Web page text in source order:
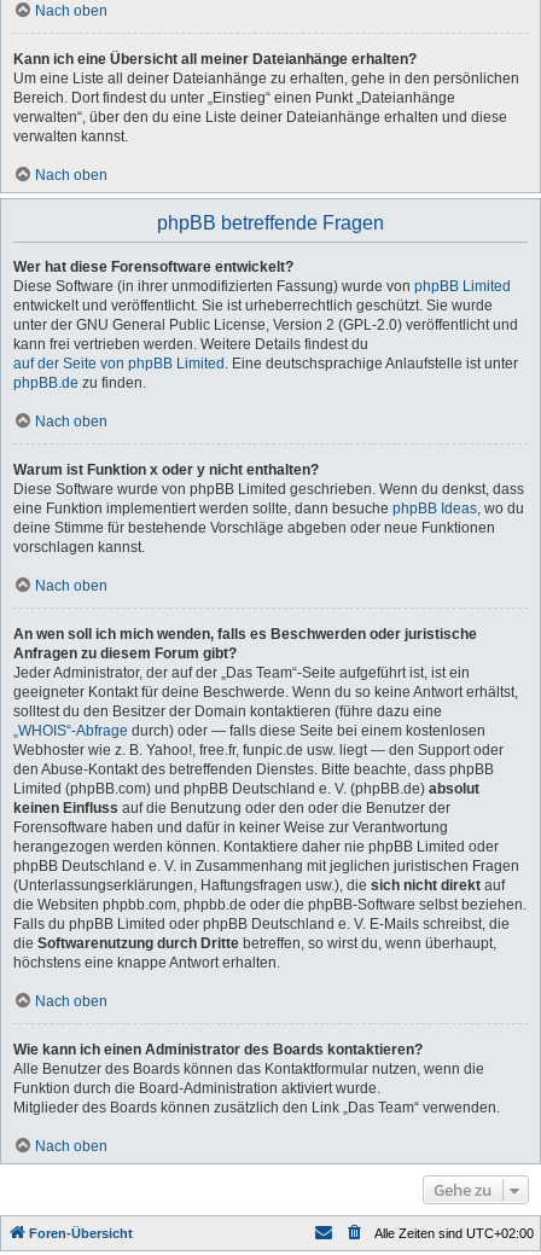
Nach oben
Kann ich eine Übersicht all meiner Dateianhänge erhalten?
Um eine Liste all deiner Dateianhänge zu erhalten, gehe in den persönlichen
Bereich. Dort findest du unter „Einstieg“ einen Punkt „Dateianhänge
verwalten“, über den du eine Liste deiner Dateianhänge erhalten und diese
verwalten kannst.
Nach oben
phpBB betreffende Fragen
Wer hat diese Forensoftware entwickelt?
Diese Software (in ihrer unmodifizierten Fassung) wurde von phpBB Limited
entwickelt und veröffentlicht. Sie ist urheberrechtlich geschützt. Sie wurde
unter der GNU General Public License, Version 2 (GPL-2.0) veröffentlicht und
kann frei vertrieben werden. Weitere Details findest du
auf der Seite von phpBB Limited . Eine deutschsprachige Anlaufstelle ist unter
phpBB.de zu finden.
Nach oben
Warum ist Funktion x oder y nicht enthalten?
Diese Software wurde von phpBB Limited geschrieben. Wenn du denkst, dass
eine Funktion implementiert werden sollte, dann besuche phpBB Ideas, wo du
deine Stimme für bestehende Vorschläge abgeben oder neue Funktionen
vorschlagen kannst.
Nach oben
An wen soll ich mich wenden, falls es Beschwerden oder juristische
Anfragen zu diesem Forum gibt?
Jeder Administrator, der auf der „Das Team“-Seite aufgeführt ist, ist ein
geeigneter Kontakt für deine Beschwerde. Wenn du so keine Antwort erhältst,
solltest du den Besitzer der Domain kontaktieren (führe dazu eine
„WHOIS“-Abfrage durch) oder — falls diese Seite bei einem kostenlosen
Webhoster wie z. B. Yahoo!, free.fr, funpic.de usw. liegt — den Support oder
den Abuse-Kontakt des betreffenden Dienstes. Bitte beachte, dass phpBB
Limited (phpBB.com) und phpBB Deutschland e. V. (phpBB.de) absolut
keinen Einfluss auf die Benutzung oder den oder die Benutzer der
Forensoftware haben und dafür in keiner Weise zur Verantwortung
herangezogen werden können. Kontaktiere daher nie phpBB Limited oder
phpBB Deutschland e. V. in Zusammenhang mit jeglichen juristischen Fragen
(Unterlassungserklärungen, Haftungsfragen usw.), die sich nicht direkt auf
die Websiten phpbb.com, phpbb.de oder die phpBB-Software selbst beziehen.
Falls du phpBB Limited oder phpBB Deutschland e. V. E-Mails schreibst, die
die Softwarenutzung durch Dritte betreffen, so wirst du, wenn überhaupt,
höchstens eine knappe Antwort erhalten.
Nach oben
Wie kann ich einen Administrator des Boards kontaktieren?
Alle Benutzer des Boards können das Kontaktformular nutzen, wenn die
Funktion durch die Board-Administration aktiviert wurde.
Mitglieder des Boards können zusätzlich den Link „Das Team“ verwenden.
Nach oben
Gehe zu
Foren-Übersicht Alle Zeiten sind UTC+02:00